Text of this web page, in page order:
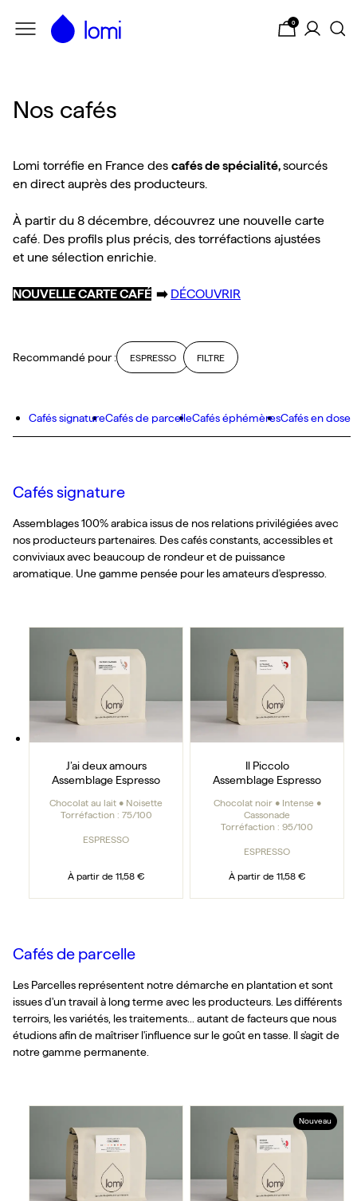
0
Nos cafés
Lomi torréfie en France des cafés de spécialité,sourcés
en direct auprès des producteurs.
À partir du 8 décembre, découvrez une nouvelle carte
café. Des profils plus précis, des torréfactions ajustées
et une sélection enrichie.
NOUVELLE CARTE CAFÉ ➡️ DÉCOUVRIR
Recommandé pour : ESPRESSO FILTRE
Cafés signatureCafés de parcelleCafés éphémèresCafés en dose
Cafés signature
Assemblages 100% arabica issus de nos relations privilégiées avec
nos producteurs partenaires. Des cafés constants, accessibles et
conviviaux avec beaucoup de rondeur et de puissance
aromatique. Une gamme pensée pour les amateurs d'espresso.
J’ai deux amours
Assemblage Espresso
Chocolat au lait • Noisette
Torréfaction : 75/100
ESPRESSO
À partir de 11,58 €
Il Piccolo
Assemblage Espresso
Chocolat noir • Intense •
Cassonade
Torréfaction : 95/100
ESPRESSO
À partir de 11,58 €
Cafés de parcelle
Les Parcelles représentent notre démarche en plantation et sont
issues d'un travail à long terme avec les producteurs. Les différents
terroirs, les variétés, les traitements... autant de facteurs que nous
étudions afin de maîtriser l'influence sur le goût en tasse. Il s'agit de
notre gamme permanente.
Nouveau